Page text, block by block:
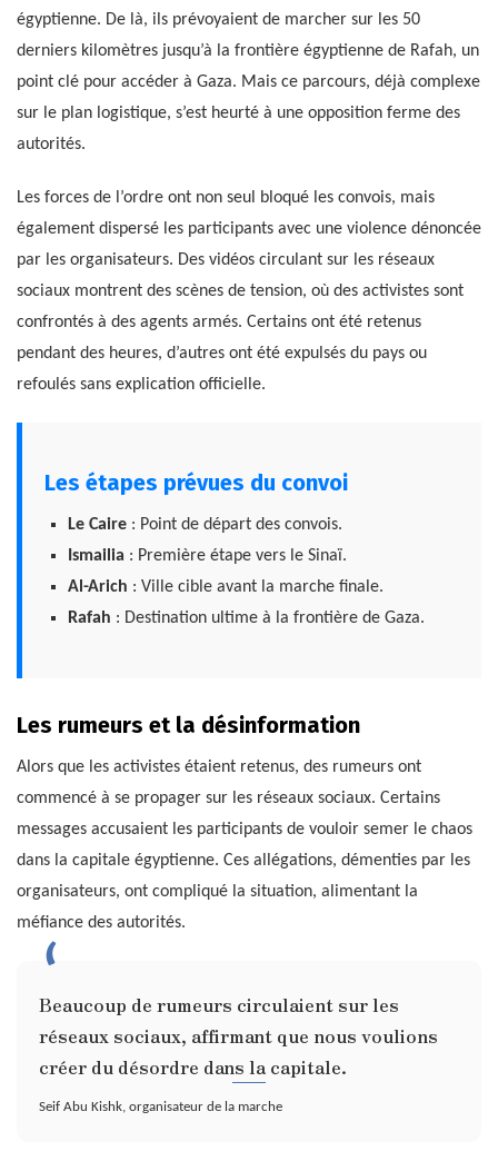
égyptienne. De là, ils prévoyaient de marcher sur les 50
derniers kilomètres jusqu’à la frontière égyptienne de Rafah, un
point clé pour accéder à Gaza. Mais ce parcours, déjà complexe
sur le plan logistique, s’est heurté à une opposition ferme des
autorités.
Les forces de l’ordre ont non seul bloqué les convois, mais
également dispersé les participants avec une violence dénoncée
par les organisateurs. Des vidéos circulant sur les réseaux
sociaux montrent des scènes de tension, où des activistes sont
confrontés à des agents armés. Certains ont été retenus
pendant des heures, d’autres ont été expulsés du pays ou
refoulés sans explication officielle.
Les étapes prévues du convoi
Le Caire: Point de départ des convois.
Ismailia : Première étape vers le Sinaï.
Al-Arich : Ville cible avant la marche finale.
Rafah : Destination ultime à la frontière de Gaza.
Les rumeurs et la désinformation
Alors que les activistes étaient retenus, des rumeurs ont
commencé à se propager sur les réseaux sociaux. Certains
messages accusaient les participants de vouloir semer le chaos
dans la capitale égyptienne. Ces allégations, démenties par les
organisateurs, ont compliqué la situation, alimentant la
méfiance des autorités.
Beaucoup de rumeurs circulaient sur les
réseaux sociaux, affirmant que nous voulions
créer du désordre dans la capitale.
Seif Abu Kishk, organisateur de la marche